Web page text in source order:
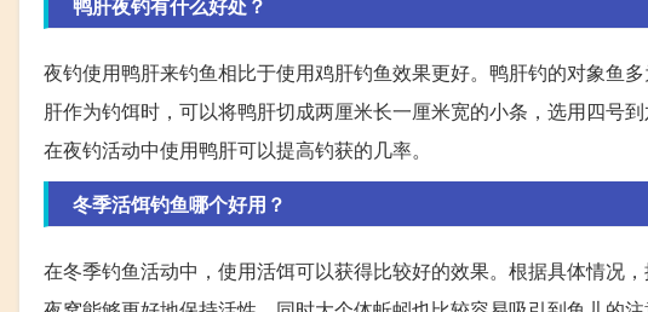
鸭肝夜钓有什么好处？
夜钓使用鸭肝来钓鱼相比于使用鸡肝钓鱼效果更好。鸭肝钓的对象鱼
肝作为钓饵时，可以将鸭肝切成两厘米长一厘米宽的小条，选用四号
在夜钓活动中使用鸭肝可以提高钓获的几率。
冬季活饵钓鱼哪个好用？
在冬季钓鱼活动中，使用活饵可以获得比较好的效果。根据具体情况